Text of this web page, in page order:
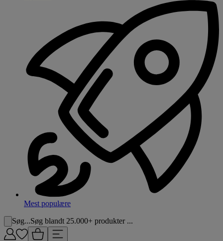
Mest populære
Søg...Søg blandt 25.000+ produkter ...